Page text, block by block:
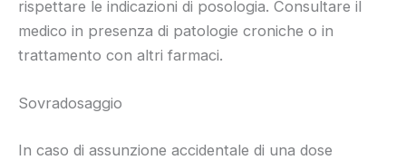
rispettare le indicazioni di posologia. Consultare il
medico in presenza di patologie croniche o in
trattamento con altri farmaci.
Sovradosaggio
In caso di assunzione accidentale di una dose